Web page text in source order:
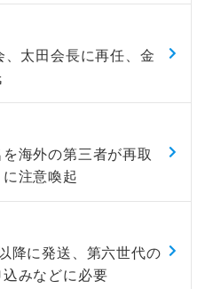
、太田会長に再任、金
海外の第三者が再取
注意喚起
降に発送、第六世代の
みなどに必要